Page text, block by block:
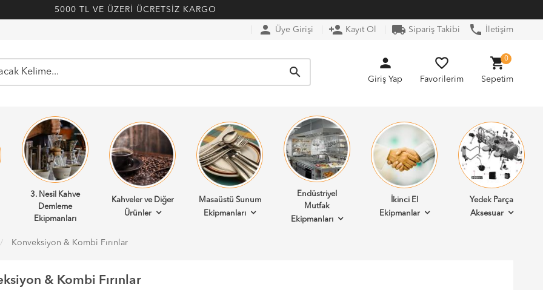
5000 TL VE ÜZERİ ÜCRETSİZ KARGO
person Üye Girişi person_add Kayıt Ol local_shipping Sipariş Takibi phone İletişim
search
person
Giriş Yap
favorite_border
Favorilerim
shopping_cart
Sepetim
0
3. Nesil Kahve
Demleme
Ekipmanları
Kahveler ve Diğer
Ürünler
Masaüstü Sunum
Ekipmanları
Endüstriyel
Mutfak
Ekipmanları
İkinci El
Ekipmanlar
Yedek Parça
Aksesuar
Konveksiyon & Kombi Fırınlar
& Kombi Fırınlar